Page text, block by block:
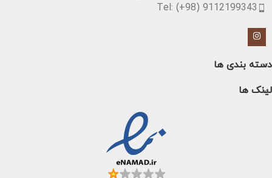
Tel: (+98) 9112199343
دسته بندی ها
لینک ها